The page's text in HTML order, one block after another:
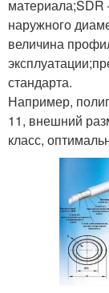
материала;SDR
наружного
величина
стандарта.
Например,
11, внешний
класс,